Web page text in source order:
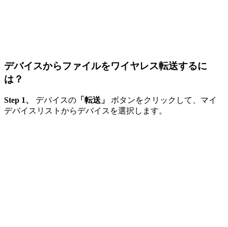
デバイスからファイルをワイヤレス転送するに
は？
Step 1、 デバイスの 「転送」 ボタンをクリックして、マイ
デバイスリストからデバイスを選択します。